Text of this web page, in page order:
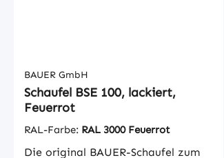
BAUER GmbH
Schaufel BSE 100, lackiert,
Feuerrot
RAL-Farbe: RAL 3000 Feuerrot
Die original BAUER-Schaufel zum